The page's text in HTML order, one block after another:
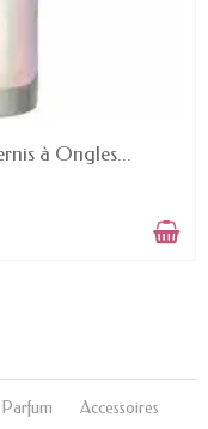
à Ongles...
Parfum
Accessoires